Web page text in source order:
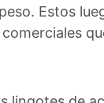
Estos